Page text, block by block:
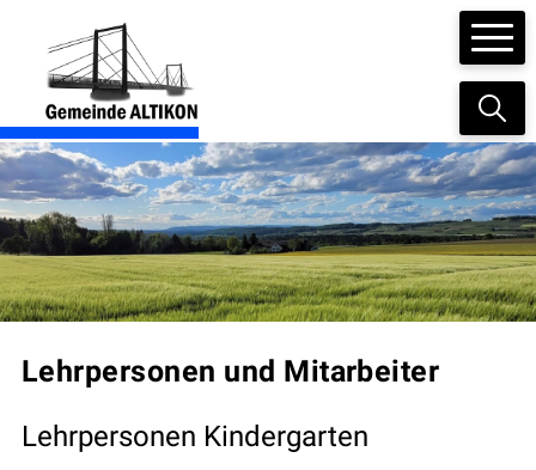
Navigieren in der Gemeinde Altikon
Schnellnavigation
Hauptnavigation
Lehrpersonen und Mitarbeiter
Lehrpersonen Kindergarten